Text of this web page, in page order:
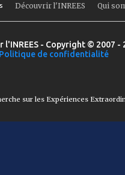
Découvrir l'INREES Qui
l'INREES - Copyright © 2007
Politique de confidentialité
sur les Expériences